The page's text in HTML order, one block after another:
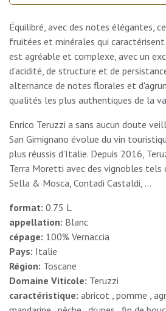
Équilibré, avec des notes élégantes,
fruitées et minérales qui caractérisent
est agréable et complexe, avec un
d'acidité, de structure et de
alternance de notes florales et
qualités les plus authentiques de la
Enrico Teruzzi a sans aucun doute
San Gimignano évolue du vin
plus réussis d'Italie. Depuis 2016,
Terra Moretti avec des vignobles tels
Sella & Mosca, Contadi Castaldi, ...
format: 0.75 L
appellation: Blanc
cépage: 100% Vernaccia
Pays: Italie
Région: Toscane
Domaine Viticole: Teruzzi
caractéristique: abricot , pomme ,